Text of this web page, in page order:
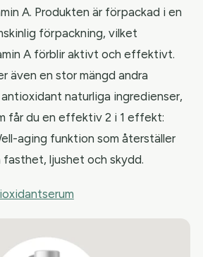
A. Produkten är förpackad i en
förpackning, vilket
A förblir aktivt och effektivt.
även en stor mängd andra
naturliga ingredienser,
får du en effektiv 2 i 1 effekt:
aging funktion som återställer
fasthet, ljushet och skydd.